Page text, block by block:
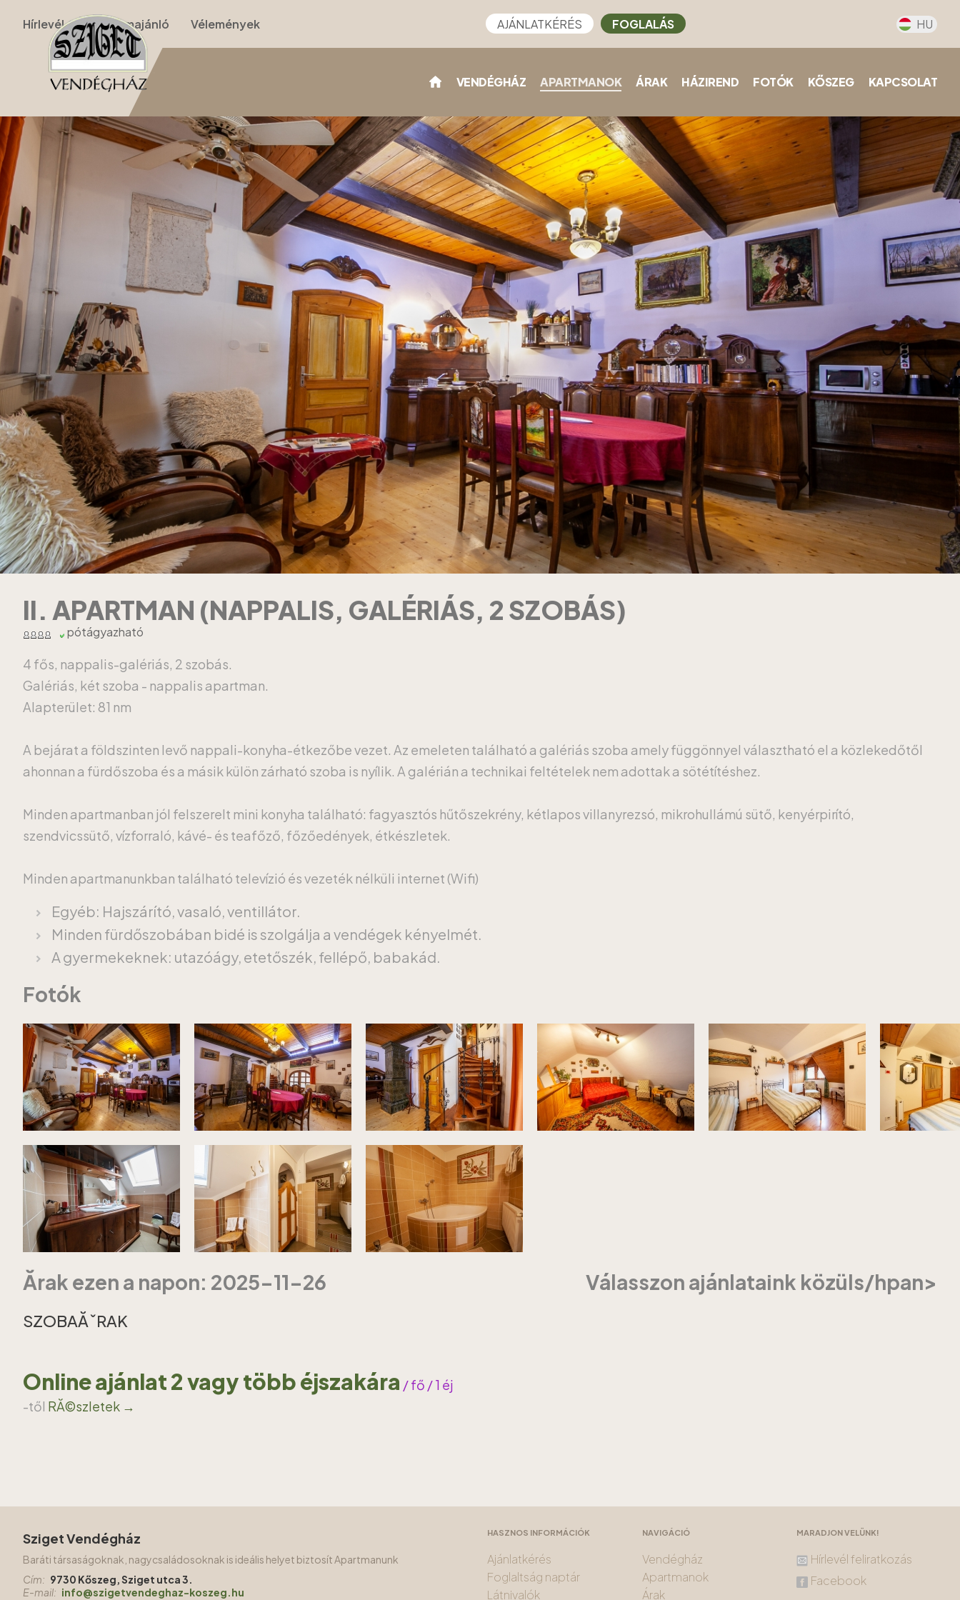
Hírlevél Programajánló Vélemények AJÁNLATKÉRÉS FOGLALÁS HU
VENDÉGHÁZ APARTMANOK ÁRAK HÁZIREND FOTÓK KŐSZEG KAPCSOLAT
Nyitólap › Apartmanok › II. Apartman (nappalis, galériás, 2 szobás)
II. APARTMAN (NAPPALIS, GALÉRIÁS, 2 SZOBÁS)
pótágyazható
4 fős, nappalis-galériás, 2 szobás.
Galériás, két szoba - nappalis apartman.
Alapterület: 81 nm
A bejárat a földszinten levő nappali-konyha-étkezőbe vezet. Az emeleten található a galériás szoba amely függönnyel választható el a közlekedőtől
ahonnan a fürdőszoba és a másik külön zárható szoba is nyílik. A galérián a technikai feltételek nem adottak a sötétítéshez.
Minden apartmanban jól felszerelt mini konyha található: fagyasztós hűtőszekrény, kétlapos villanyrezsó, mikrohullámú sütő, kenyérpirító,
szendvicssütő, vízforraló, kávé- és teafőző, főzőedények, étkészletek.
Minden apartmanunkban található televízió és vezeték nélküli internet (Wifi)
Egyéb: Hajszárító, vasaló, ventillátor.
Minden fürdőszobában bidé is szolgálja a vendégek kényelmét.
A gyermekeknek: utazóágy, etetőszék, fellépő, babakád.
Fotók
Ărak ezen a napon: 2025-11-26 Válasszon ajánlataink közüls/hpan>
SZOBAĂˇRAK
Online ajánlat 2 vagy több éjszakára / fő / 1 éj
-től RĂ©szletek →
Sziget Vendégház
Baráti társaságoknak, nagycsaládosoknak is ideális helyet biztosít Apartmanunk
Cím: 9730 Kőszeg, Sziget utca 3.
E-mail: info@szigetvendeghaz-koszeg.hu
HASZNOS INFORMÁCIÓK
Ajánlatkérés
Foglaltság naptár
Látnivalók
NAVIGÁCIÓ
Vendégház
Apartmanok
Árak
MARADJON VELÜNK!
Hírlevél feliratkozás
Facebook